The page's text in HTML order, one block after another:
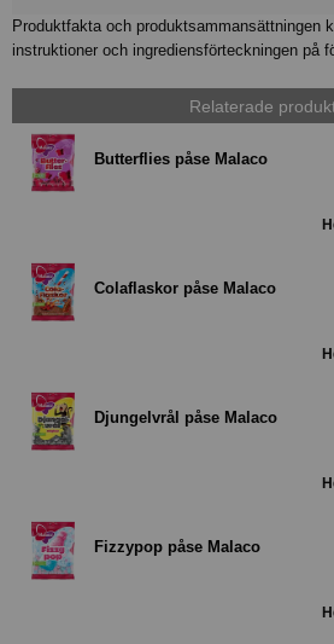
Produktfakta och produktsammansättningen
instruktioner och ingrediensförteckningen på
Relaterade
Butterflies påse Malaco
Colaflaskor påse Malaco
Djungelvrål påse Malaco
Fizzypop påse Malaco